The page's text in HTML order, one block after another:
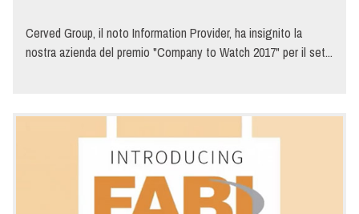
Cerved Group, il noto Information Provider, ha insignito la
nostra azienda del premio "Company to Watch 2017" per il set...